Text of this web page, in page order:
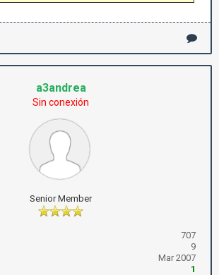
a3andrea
Sin conexión
Senior Member
707
9
Mar 2007
1